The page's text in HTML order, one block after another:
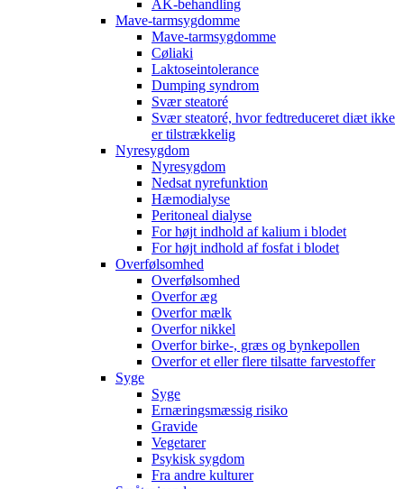
AK-behandling
Mave-tarmsygdomme
Mave-tarmsygdomme
Cøliaki
Laktoseintolerance
Dumping syndrom
Svær steatoré
Svær steatoré, hvor fedtreduceret diæt ikke
er tilstrækkelig
Nyresygdom
Nyresygdom
Nedsat nyrefunktion
Hæmodialyse
Peritoneal dialyse
For højt indhold af kalium i blodet
For højt indhold af fosfat i blodet
Overfølsomhed
Overfølsomhed
Overfor æg
Overfor mælk
Overfor nikkel
Overfor birke-, græs og bynkepollen
Overfor et eller flere tilsatte farvestoffer
Syge
Syge
Ernæringsmæssig risiko
Gravide
Vegetarer
Psykisk sygdom
Fra andre kulturer